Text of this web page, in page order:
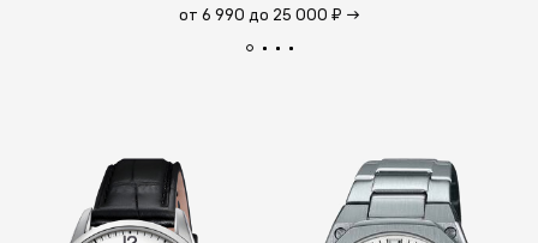
от 6 990 до 25 000 ₽ →